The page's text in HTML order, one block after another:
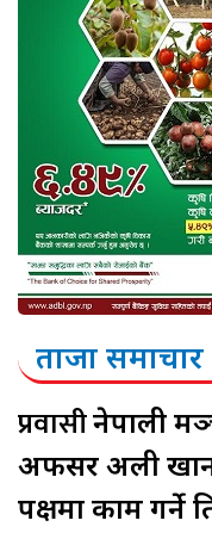
ताजा समाचार
प्रवासीनेपाली
अफसर अली खान
पक्षमा काम गर्ने